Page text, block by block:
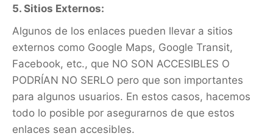
5. Sitios Externos:
Algunos de los enlaces pueden llevar a sitios
externos como Google Maps, Google Transit,
Facebook, etc., que NO SON ACCESIBLES O
PODRÍAN NO SERLO pero que son importantes
para algunos usuarios. En estos casos, hacemos
todo lo posible por asegurarnos de que estos
enlaces sean accesibles.